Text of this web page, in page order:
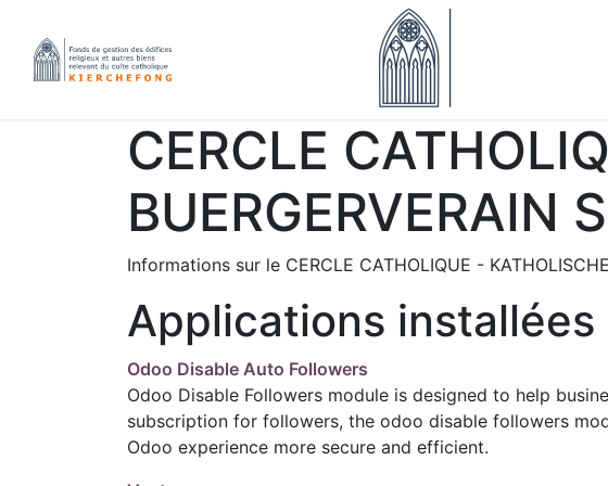
CERCLE
BUERGERVERAIN
Informations sur le CERCLE CATHOLIQUE -
Applications installées
Odoo Disable Auto Followers
Odoo Disable Followers module is designed to help
subscription for followers, the odoo disable followers
Odoo experience more secure and efficient.